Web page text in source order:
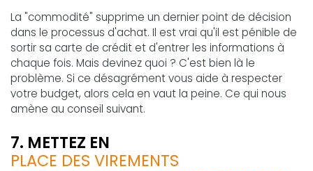
La "commodité" supprime un dernier point de décision
dans le processus d'achat. Il est vrai qu'il est pénible de
sortir sa carte de crédit et d'entrer les informations à
chaque fois. Mais devinez quoi ? C'est bien là le
problème. Si ce désagrément vous aide à respecter
votre budget, alors cela en vaut la peine. Ce qui nous
amène au conseil suivant.
7. METTEZ EN
PLACE DES VIREMENTS